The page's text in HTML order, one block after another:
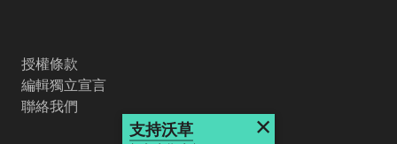
授權條款
編輯獨立宣言
聯絡我們
支持沃草 ×